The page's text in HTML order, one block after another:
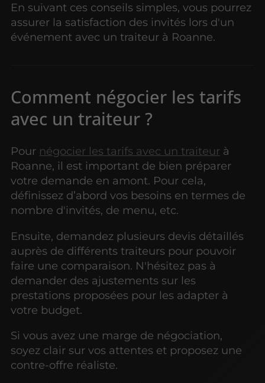
En suivant ces conseils simples, vous pourrez
assurer la satisfaction des invités lors d'un
événement avec un traiteur à Roanne.
Comment négocier les tarifs
avec un traiteur ?
Pour négocier les tarifs avec un traiteur à
Roanne, il est important de bien préparer
votre demande en amont. Pour cela,
définissez d’abord vos besoins en termes de
nombre d'invités, de menu, etc.
Ensuite, demandez plusieurs devis détaillés
auprès de différents traiteurs pour pouvoir
faire une comparaison. N'hésitez pas à
demander des ajustements sur les
prestations proposées pour les adapter à
votre budget.
Si vous avez une marge de négociation,
soyez clair sur vos attentes et proposez une
contre-offre réaliste.